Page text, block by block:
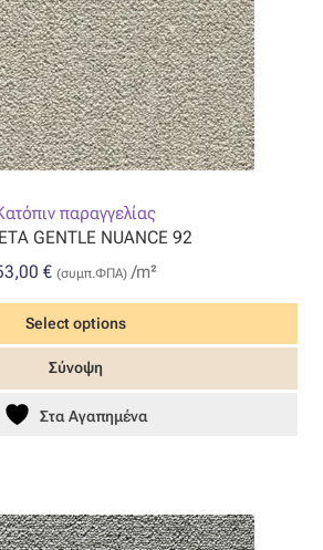
παραγγελίας
GENTLE NUANCE 92
€ (συμπ.ΦΠΑ)/m²
Select options
Σύνοψη
Στα Αγαπημένα